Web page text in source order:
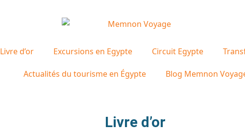
Livre d’or Excursions en Egypte Circuit Egypte
Actualités du tourisme en Égypte Blog Memnon
Livre d’or